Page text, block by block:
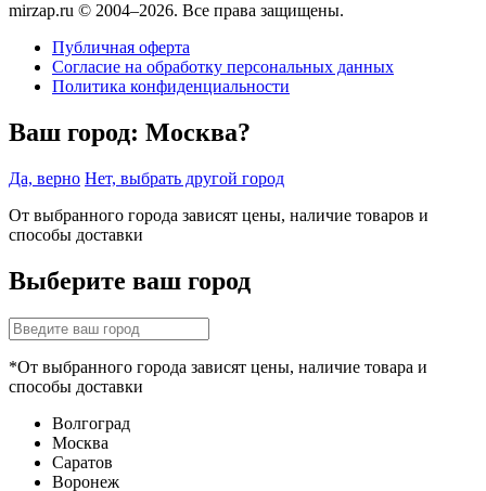
mirzap.ru © 2004–2026. Все права защищены.
Публичная оферта
Согласие на обработку персональных данных
Политика конфиденциальности
Ваш город: Москва?
Да, верно Нет, выбрать другой город
От выбранного города зависят цены, наличие товаров и
способы доставки
Выберите ваш город
*От выбранного города зависят цены, наличие товара и
способы доставки
Волгоград
Москва
Саратов
Воронеж